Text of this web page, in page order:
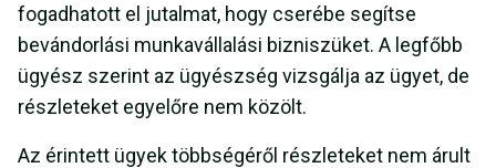
fogadhatott el jutalmat, hogy cserébe segítse
bevándorlási munkavállalási bizniszüket. A legfőbb
ügyész szerint az ügyészség vizsgálja az ügyet, de
részleteket egyelőre nem közölt.
Az érintett ügyek többségéről részleteket nem árult